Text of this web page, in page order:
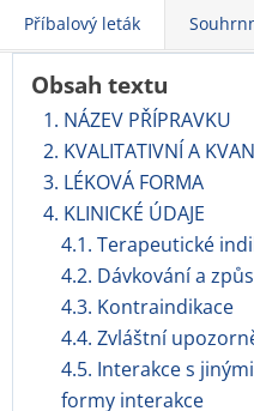
Příbalový leták
Obsah textu
1. NÁZEV PŘÍPRAVKU
2. KVALITATIVNÍ A
3. LÉKOVÁ FORMA
4. KLINICKÉ ÚDAJE
4.1. Terapeutické
4.2. Dávkování a
4.3. Kontraindikace
4.4. Zvláštní
4.5. Interakce s
formy interakce